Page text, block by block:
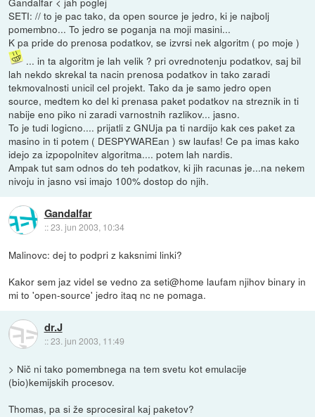
SETI: // to je pac tako, da open source je jedro, ki je najbolj
pomembno... To jedro se poganja na moji masini...
K pa pride do prenosa podatkov, se izvrsi nek algoritm ( po moje )
... in ta algoritm je lah velik ? pri ovrednotenju podatkov, saj bil
lah nekdo skrekal ta nacin prenosa podatkov in tako zaradi
tekmovalnosti unicil cel projekt. Tako da je samo jedro open
source, medtem ko del ki prenasa paket podatkov na streznik in ti
nabije eno piko ni zaradi varnostnih razlikov... jasno.
To je tudi logicno.... prijatli z GNUja pa ti nardijo kak ces paket za
masino in ti potem ( DESPYWAREan ) sw laufas! Ce pa imas kako
idejo za izpopolnitev algoritma.... potem lah nardis.
Ampak tut sam odnos do teh podatkov, ki jih racunas je...na nekem
nivoju in jasno vsi imajo 100% dostop do njih.
Gandalfar
::23. jun 2003, 10:34
Malinovc: dej to podpri z kaksnimi linki?
Kakor sem jaz videl se vedno za seti@home laufam njihov binary in
mi to 'open-source' jedro itaq nc ne pomaga.
dr.J
::23. jun 2003, 11:49
> Nič ni tako pomembnega na tem svetu kot emulacije
(bio)kemijskih procesov.
Thomas, pa si že sprocesiral kaj paketov?